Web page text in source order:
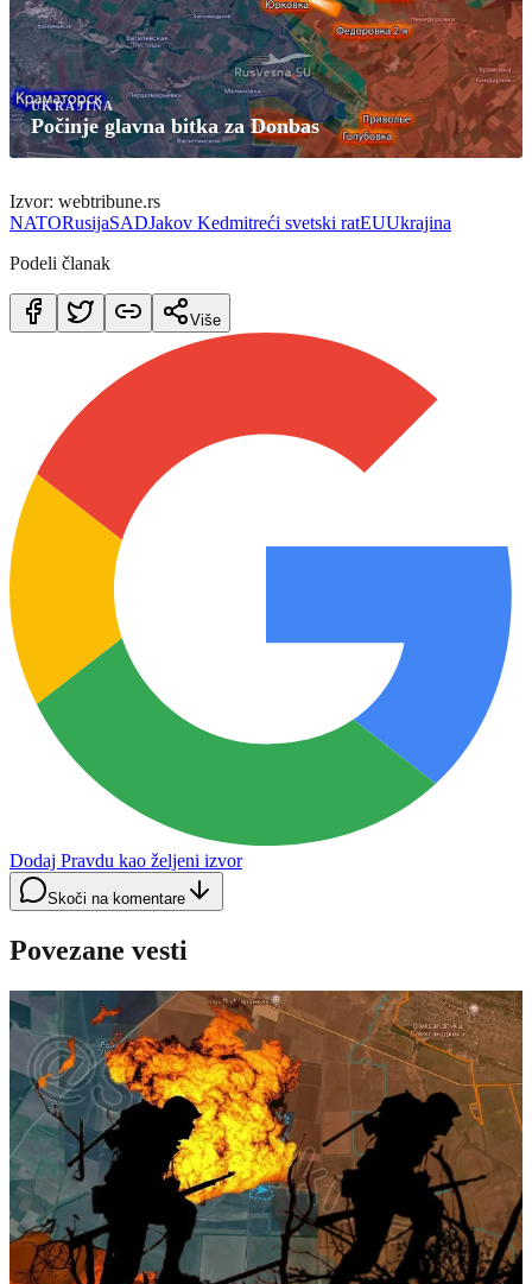
UKRAJINA
Počinje glavna bitka za Donbas
Izvor: webtribune.rs
NATORusijaSADJakov Kedmitreći svetski ratEUUkrajina
Podeli članak
Više
Dodaj Pravdu kao željeni izvor
Skoči na komentare
Povezane vesti